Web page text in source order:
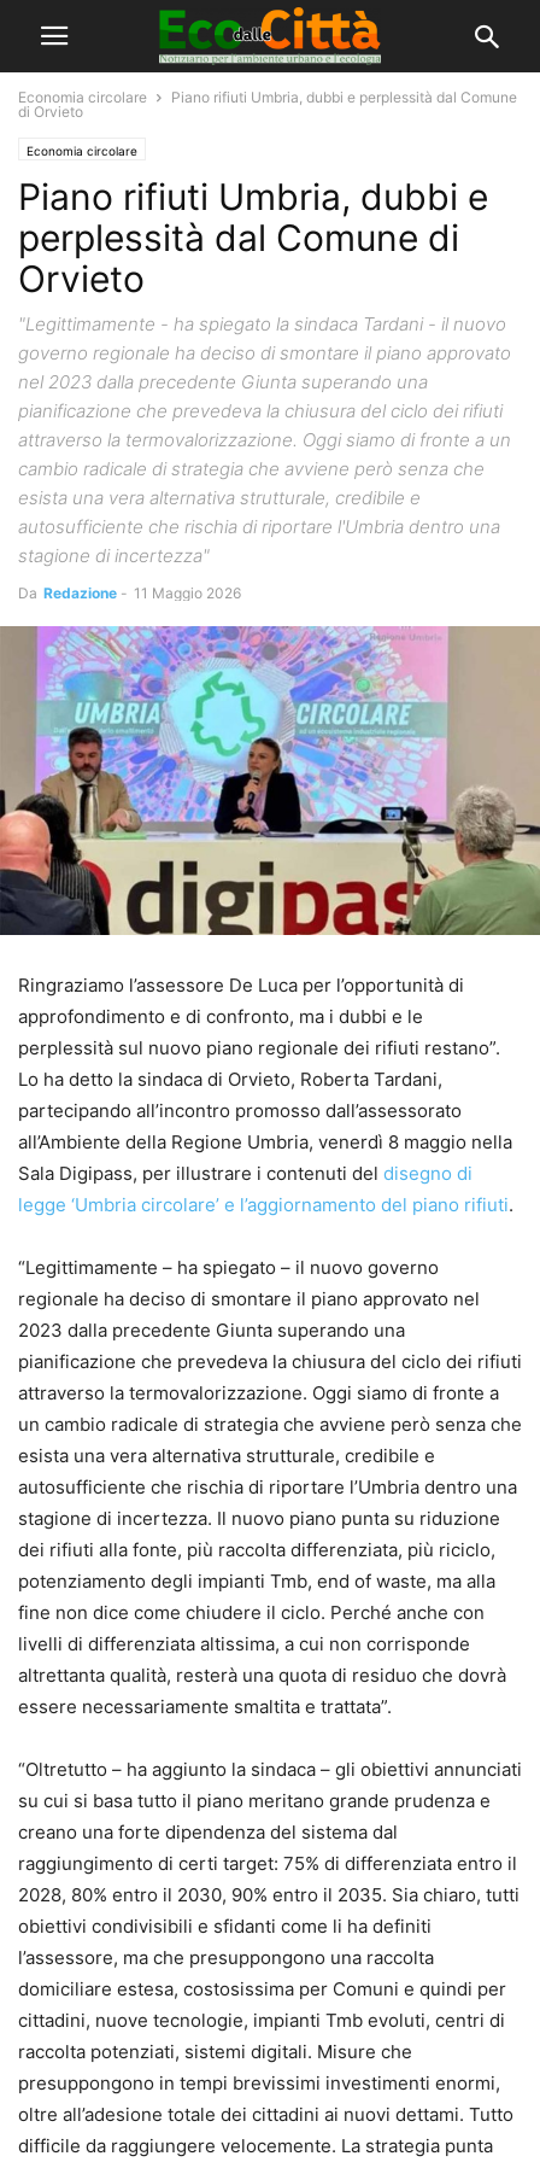
Economia circolare
Piano rifiuti Umbria, dubbi e perplessità dal Comune
di Orvieto
Economia circolare
Piano rifiuti Umbria, dubbi e
perplessità dal Comune di
Orvieto
"Legittimamente - ha spiegato la sindaca Tardani - il nuovo
governo regionale ha deciso di smontare il piano approvato
nel 2023 dalla precedente Giunta superando una
pianificazione che prevedeva la chiusura del ciclo dei rifiuti
attraverso la termovalorizzazione. Oggi siamo di fronte a un
cambio radicale di strategia che avviene però senza che
esista una vera alternativa strutturale, credibile e
autosufficiente che rischia di riportare l'Umbria dentro una
stagione di incertezza"
Da Redazione - 11 Maggio 2026
Ringraziamo l’assessore De Luca per l’opportunità di
approfondimento e di confronto, ma i dubbi e le
perplessità sul nuovo piano regionale dei rifiuti restano”.
Lo ha detto la sindaca di Orvieto, Roberta Tardani,
partecipando all’incontro promosso dall’assessorato
all’Ambiente della Regione Umbria, venerdì 8 maggio nella
Sala Digipass, per illustrare i contenuti del disegno di
legge ‘Umbria circolare’ e l’aggiornamento del piano rifiuti.
“Legittimamente – ha spiegato – il nuovo governo
regionale ha deciso di smontare il piano approvato nel
2023 dalla precedente Giunta superando una
pianificazione che prevedeva la chiusura del ciclo dei rifiuti
attraverso la termovalorizzazione. Oggi siamo di fronte a
un cambio radicale di strategia che avviene però senza che
esista una vera alternativa strutturale, credibile e
autosufficiente che rischia di riportare l’Umbria dentro una
stagione di incertezza. Il nuovo piano punta su riduzione
dei rifiuti alla fonte, più raccolta differenziata, più riciclo,
potenziamento degli impianti Tmb, end of waste, ma alla
fine non dice come chiudere il ciclo. Perché anche con
livelli di differenziata altissima, a cui non corrisponde
altrettanta qualità, resterà una quota di residuo che dovrà
essere necessariamente smaltita e trattata”.
“Oltretutto – ha aggiunto la sindaca – gli obiettivi annunciati
su cui si basa tutto il piano meritano grande prudenza e
creano una forte dipendenza del sistema dal
raggiungimento di certi target: 75% di differenziata entro il
2028, 80% entro il 2030, 90% entro il 2035. Sia chiaro, tutti
obiettivi condivisibili e sfidanti come li ha definiti
l’assessore, ma che presuppongono una raccolta
domiciliare estesa, costosissima per Comuni e quindi per
cittadini, nuove tecnologie, impianti Tmb evoluti, centri di
raccolta potenziati, sistemi digitali. Misure che
presuppongono in tempi brevissimi investimenti enormi,
oltre all’adesione totale dei cittadini ai nuovi dettami. Tutto
difficile da raggiungere velocemente. La strategia punta